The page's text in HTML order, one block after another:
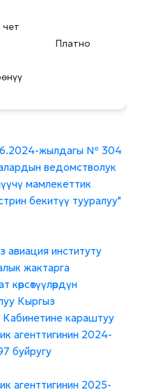
чет
Платно
жылдагы № 304
ведомстволук
мамлекеттик
бекитүү тууралуу"
институту
жактарга
көрсөтүүлөрдүн
Кыргыз
караштуу
агенттигинин 2024-
буйругу
агенттигинин 2025-